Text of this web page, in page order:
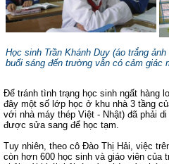
Học sinh Trần Khánh Duy (áo trắng
buổi sáng đến trường vẫn có cảm giác
Để tránh tình trạng học sinh ngất hàng
đây một số lớp học ở khu nhà 3 tầng
với nhà máy thép Việt - Nhật) đã phải
được sửa sang để học tạm.
Tuy nhiên, theo cô Đào Thị Hải, việc
còn hơn 600 học sinh và giáo viên của